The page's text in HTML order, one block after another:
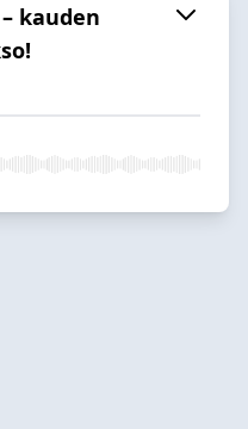
kauden